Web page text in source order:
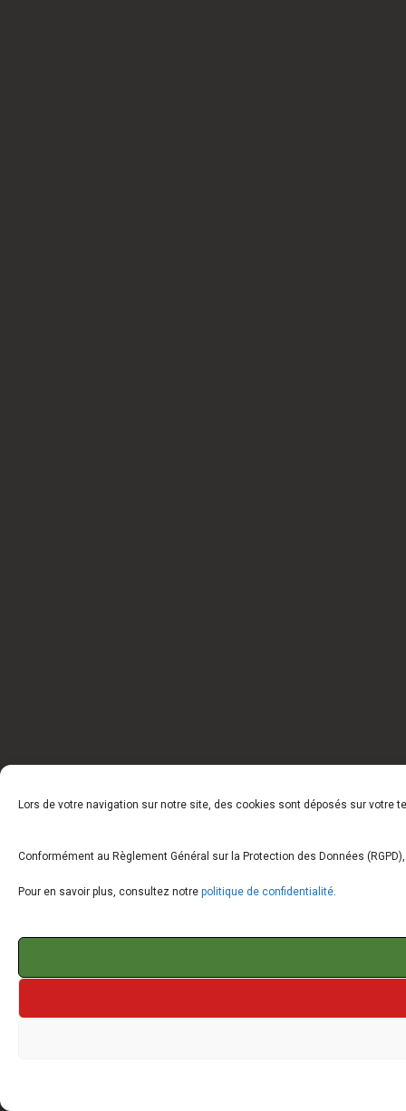
Lors de votre navigation sur notre site, des cookies sont déposés sur votre
Conformément au Règlement Général sur la Protection des Données
Pour en savoir plus, consultez notre politique de confidentialité.